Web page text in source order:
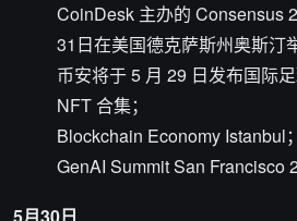
CoinDesk 主办的 Consensus
31日在美国德克萨斯州奥斯汀
币安将于 5 月 29 日发布国际
NFT 合集；
Blockchain Economy Istanbul；
GenAI Summit San Francisco